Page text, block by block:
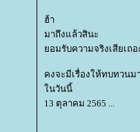
ฮ้า
มาถึงแล้วสินะ
อมรับความจริงเสียเถอ
คงจะมีเรื่องให้ทบทวน
นวันนี้
13 ตุลาคม 2565 ...